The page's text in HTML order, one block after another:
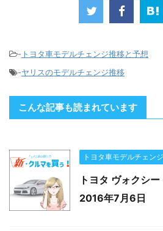
- トヨタ車モデルチェンジ推移と予想
-ヤリスのモデルチェンジ推移
こんな記事も読まれています
トヨタ車モデルチェン
トヨタ ヴォクシ
2016年7月6日